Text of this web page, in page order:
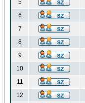
5
6
7
8
9
10
11
12